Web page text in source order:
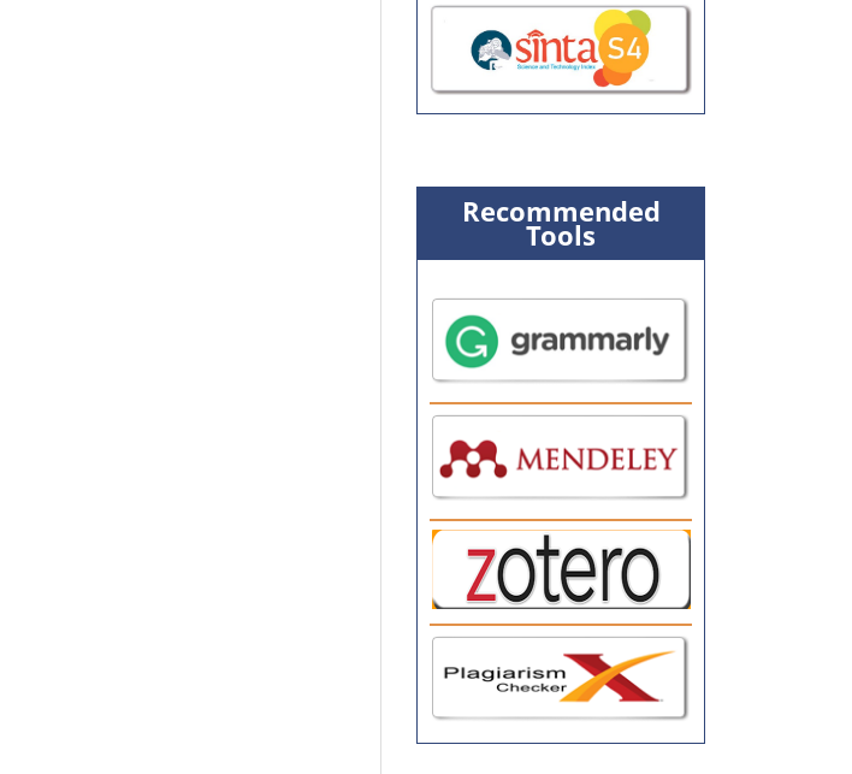
Recommended
Tools